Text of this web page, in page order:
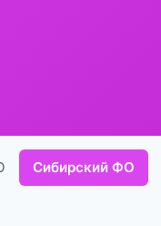
Сибирский ФО